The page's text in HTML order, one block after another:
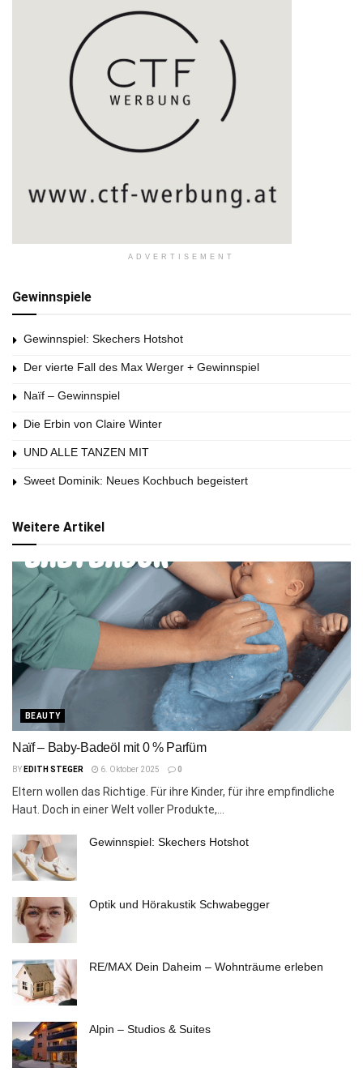
ADVERTISEMENT
Gewinnspiele
Gewinnspiel: Skechers Hotshot
Der vierte Fall des Max Werger + Gewinnspiel
Naïf – Gewinnspiel
Die Erbin von Claire Winter
UND ALLE TANZEN MIT
Sweet Dominik: Neues Kochbuch begeistert
Weitere Artikel
BEAUTY
Naïf – Baby-Badeöl mit 0 % Parfüm
BY EDITH STEGER 6. Oktober 2025 0
Eltern wollen das Richtige. Für ihre Kinder, für ihre empfindliche
Haut. Doch in einer Welt voller Produkte,...
Gewinnspiel: Skechers Hotshot
Optik und Hörakustik Schwabegger
RE/MAX Dein Daheim – Wohnträume erleben
Alpin – Studios & Suites